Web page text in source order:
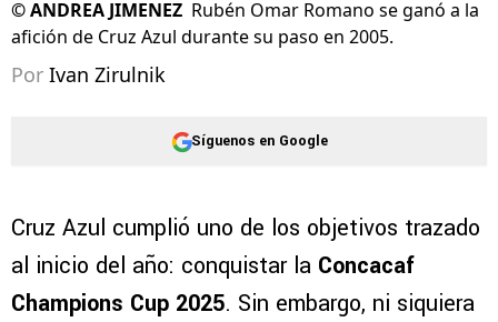
©ANDREA JIMENEZ Rubén Omar Romano se ganó a la
afición de Cruz Azul durante su paso en 2005.
Por Ivan Zirulnik
Síguenos en Google
Cruz Azul cumplió uno de los objetivos trazado
al inicio del año: conquistar la Concacaf
Champions Cup 2025. Sin embargo, ni siquiera